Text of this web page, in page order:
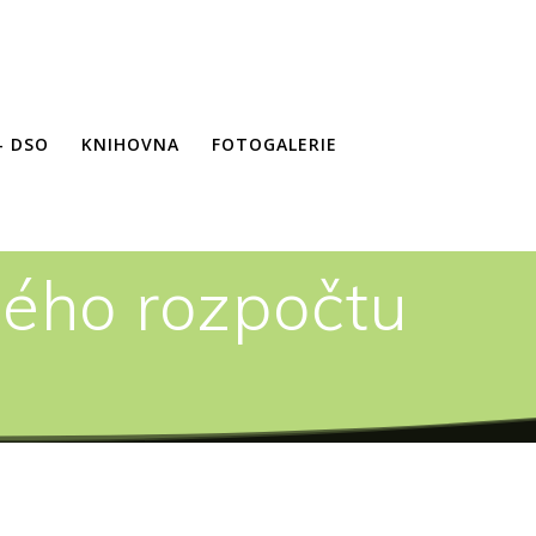
DSO KNIHOVNA FOTOGALERIE
rozpočtu